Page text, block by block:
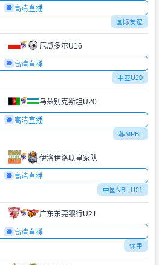
高清直播
国际友谊
厄瓜多尔U16
高清直播
中亚U20
乌兹别克斯坦U20
高清直播
菲MPBL
伊洛伊洛联皇家队
高清直播
中国NBL U21
广东东莞银行U21
高清直播
保甲